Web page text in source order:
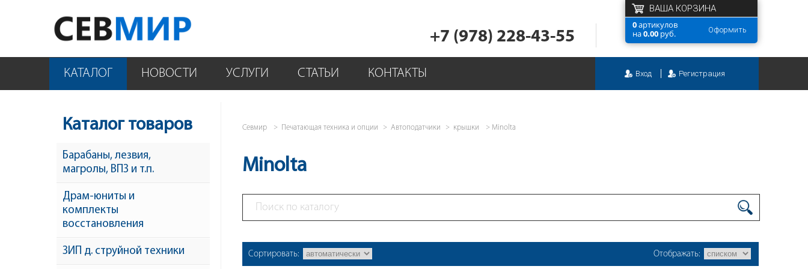
+7 (978) 228-43-55 Оформить
ВАША КОРЗИНА
0артикулов
на0.00 руб.
Вход Регистрация
КАТАЛОГ НОВОСТИ УСЛУГИ СТАТЬИ КОНТАКТЫ
Севмир Печатающая техника и опции Автоподатчики крышки Minolta
Minolta
Сортировать: Отображать:
Каталог товаров
Барабаны, лезвия,
магролы, ВПЗ и т.п.
Драм-юниты и
комплекты
восстановления
ЗИП д. струйной техники